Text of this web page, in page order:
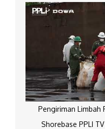
Pengiriman Limbah
Shorebase PPLI